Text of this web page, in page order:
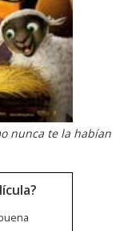
nunca te la habían